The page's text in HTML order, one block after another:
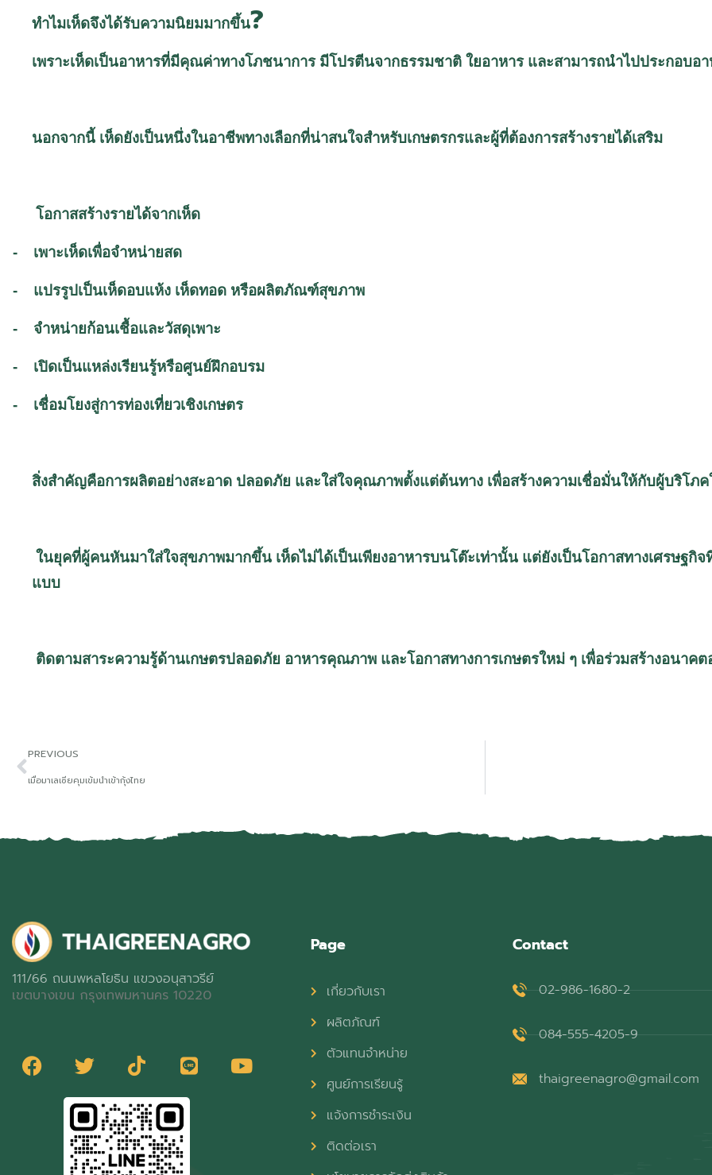
ทำไมเห็ดจึงได้รับความนิยมมากขึ้น?
เพราะเห็ดเป็นอาหารที่มีคุณค่าทางโภชนาการ มีโปรตีนจากธรรมชาติ ใยอาหาร และสามารถนำไปประกอบอ
นอกจากนี้ เห็ดยังเป็นหนึ่งในอาชีพทางเลือกที่น่าสนใจสำหรับเกษตรกรและผู้ที่ต้องการสร้างรายได้เสริม
โอกาสสร้างรายได้จากเห็ด
- เพาะเห็ดเพื่อจำหน่ายสด
- แปรรูปเป็นเห็ดอบแห้ง เห็ดทอด หรือผลิตภัณฑ์สุขภาพ
- จำหน่ายก้อนเชื้อและวัสดุเพาะ
- เปิดเป็นแหล่งเรียนรู้หรือศูนย์ฝึกอบรม
- เชื่อมโยงสู่การท่องเที่ยวเชิงเกษตร
สิ่งสำคัญคือการผลิตอย่างสะอาด ปลอดภัย และใส่ใจคุณภาพตั้งแต่ต้นทาง เพื่อสร้างความเชื่อมั่นให้กับผู้บริโภค
ในยุคที่ผู้คนหันมาใส่ใจสุขภาพมากขึ้น เห็ดไม่ได้เป็นเพียงอาหารบนโต๊ะเท่านั้น แต่ยังเป็นโอกาสทางเศรษฐกิ
แบบ
ติดตามสาระความรู้ด้านเกษตรปลอดภัย อาหารคุณภาพ และโอกาสทางการเกษตรใหม่ ๆ เพื่อร่วมสร้างอนาค
PREVIOUS
เมื่อมาเลเซียคุมเข้มนำเข้ากุ้งไทย
111/66 ถนนพหลโยธิน แขวงอนุสาวรีย์
เขตบางเขน กรุงเทพมหานคร 10220
Page
เกี่ยวกับเรา
ผลิตภัณฑ์
ตัวแทนจำหน่าย
ศูนย์การเรียนรู้
แจ้งการชำระเงิน
ติดต่อเรา
Contact
02-986-1680-2
084-555-4205-9
thaigreenagro@gmail.com